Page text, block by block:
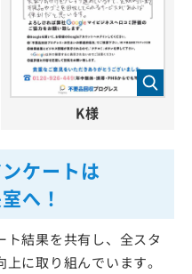
ケートは
へ！
ト結果を共有し、全スタ
に取り組んでいます。
K様